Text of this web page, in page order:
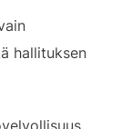
hallituksen